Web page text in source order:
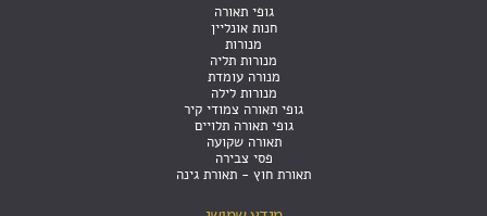
גופי תאורה
חנות אונליין
מנורות
מנורות תליה
מנורה עומדת
מנורות לילה
גופי תאורה צמודי קיר
גופי תאורה תלויים
תאורה שקועה
פסי צבירה
תאורת חוץ - תאורת גינה